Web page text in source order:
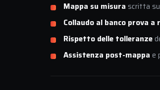
Mappa su misura scritta
Collaudo al banco prova a
Rispetto delle tolleranze
Assistenza post-mappa e